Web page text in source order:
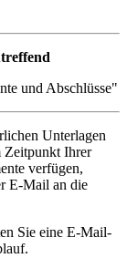
und Abschlüsse"
Unterlagen
Zeitpunkt Ihrer
verfügen,
E-Mail an die
Sie eine E-Mail-